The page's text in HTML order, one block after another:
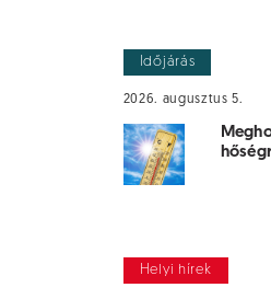
Időjárás
2026. augusztus 5.
Helyi hírek